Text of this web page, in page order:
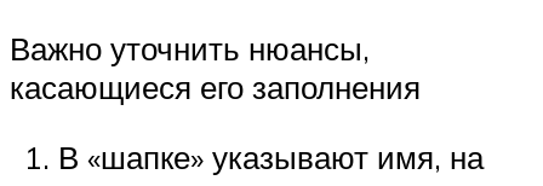
Важно уточнить нюансы,
касающиеся его заполнения
В «шапке» указывают имя, на